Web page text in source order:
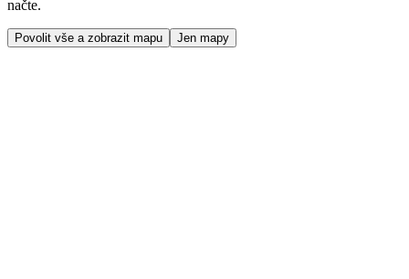
načte.
Povolit vše a zobrazit mapu Jen mapy